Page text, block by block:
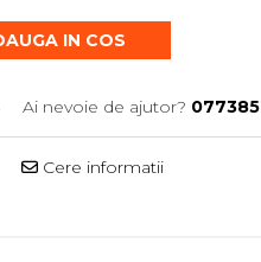
IN COS
Ai nevoie de ajutor?
Cere informatii